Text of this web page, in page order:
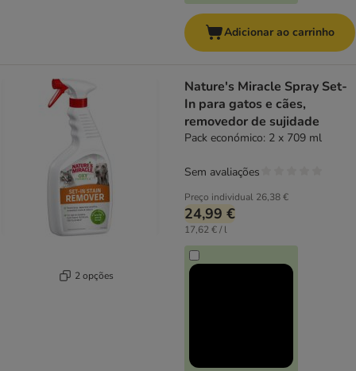
Adicionar ao carrinho
2 opções
Nature's Miracle Spray Set-
In para gatos e cães,
removedor de sujidade
Pack económico: 2 x 709 ml
Preço individual 26,38 €
24,99 €
17,62 € / l
Sem avaliações